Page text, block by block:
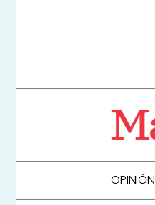
OPINIÓN